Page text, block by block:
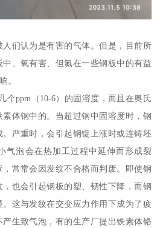
们认为是有害的气体。但是，目前所
、氧有害、但氮在一些钢板中的有益
。
个ppm（10-6）的固溶度，而且在奥氏
体钢中的。当超过钢中固溶度时，钢
严重时，会引起钢锭上涨时或连铸坯
气泡会在热加工过程中延伸而形成裂
常常会因发纹不合格而判废。即使钢
也会引起钢板的塑、韧性下降，而钢
这与发纹在交变应力作用下成为了疲
生致气泡，有的生产厂提出铁素体铬